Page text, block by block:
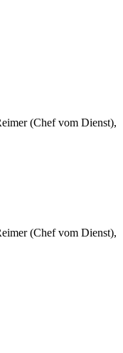
(Chef vom Dienst),
(Chef vom Dienst),